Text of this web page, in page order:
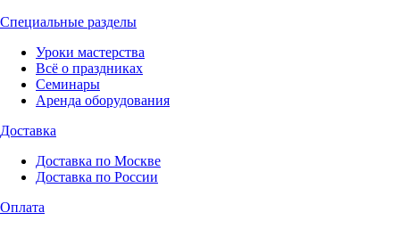
Специальные разделы
Уроки мастерства
Всё о праздниках
Семинары
Аренда оборудования
Доставка
Доставка по Москве
Доставка по России
Оплата